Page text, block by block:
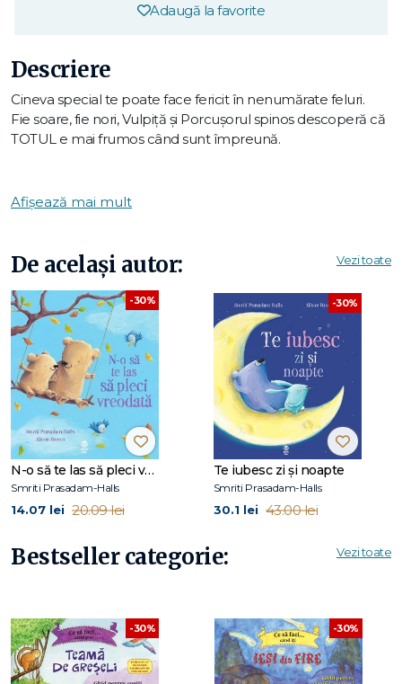
Adaugă la favorite
Descriere
Cineva special te poate face fericit în nenumărate feluri.
Fie soare, fie nori, Vulpiță și Porcușorul spinos descoperă că
TOTUL e mai frumos când sunt împreună.
simt că înfloresc,
O minunată sărbătoare a dragostei și prieteniei – cărticica
perfectă de care să te bucuri.
Afișează mai mult
De același autor: Vezi toate
-30%
N-o să te las să pleci vreodată
Smriti Prasadam-Halls
14.07 lei 20.09 lei
-30%
Te iubesc zi şi noapte
Smriti Prasadam-Halls
30.1 lei 43.00 lei
Bestseller categorie: Vezi toate
-30% -30%